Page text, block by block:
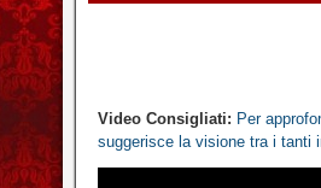
Video Consigliati: Per
suggerisce la visione tra i tanti